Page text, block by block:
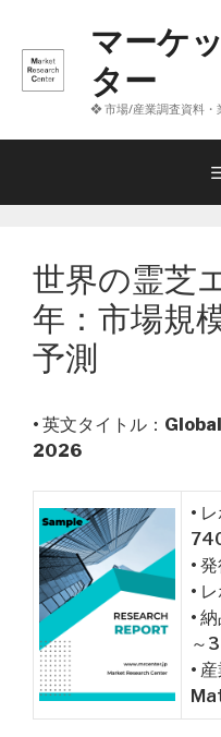
へ
マーケ
ター
❖ 市場/産業調査資料・
世界の霊芝
年：市場規
予測
• 英文タイトル：
2026
•
•
•
•
～3
•